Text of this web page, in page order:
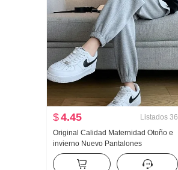
$4.45 Listados 36
Original Calidad Maternidad Otoño e
invierno Nuevo Pantalones
bombachos Para uso exterior Casual
Puño ajustado Pantalones